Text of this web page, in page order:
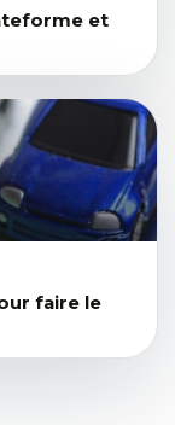
et
faire le